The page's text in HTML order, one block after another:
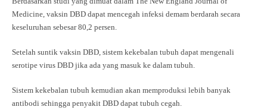
Medicine, vaksin DBD dapat mencegah infeksi demam berdarah secara
keseluruhan sebesar 80,2 persen.
Setelah suntik vaksin DBD, sistem kekebalan tubuh dapat mengenali
serotipe virus DBD jika ada yang masuk ke dalam tubuh.
Sistem kekebalan tubuh kemudian akan memproduksi lebih banyak
antibodi sehingga penyakit DBD dapat tubuh cegah.